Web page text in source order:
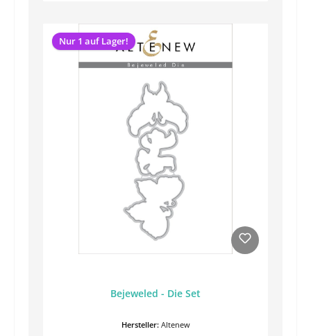
Nur 1 auf Lager!
Bejeweled - Die Set
Hersteller: Altenew